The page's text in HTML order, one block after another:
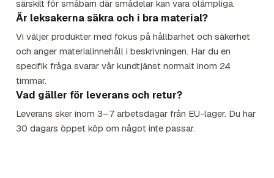
särskilt för småbarn där smådelar kan vara olämpliga.
Är leksakerna säkra och i bra material?
Vi väljer produkter med fokus på hållbarhet och säkerhet
och anger materialinnehåll i beskrivningen. Har du en
specifik fråga svarar vår kundtjänst normalt inom 24
timmar.
Vad gäller för leverans och retur?
Leverans sker inom 3–7 arbetsdagar från EU-lager. Du har
30 dagars öppet köp om något inte passar.